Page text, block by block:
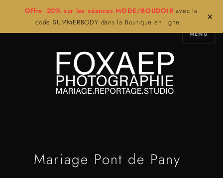
Offre -20% sur les séances MODE/BOUDOIR avec le
code SUMMERBODY dans la Boutique en ligne.
×
MENU
Mariage Pont de Pany